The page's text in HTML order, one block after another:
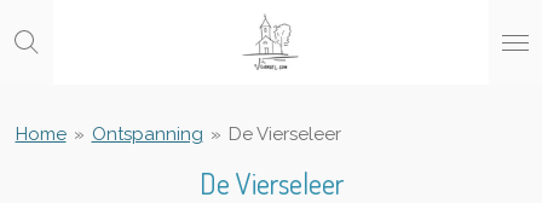
direct
hoofdinhoud
Home » Ontspanning » De Vierseleer
De Vierseleer